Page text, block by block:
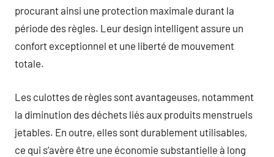
procurant ainsi une protection maximale durant la
période des règles. Leur design intelligent assure un
confort exceptionnel et une liberté de mouvement
totale.
Les culottes de règles sont avantageuses, notamment
la diminution des déchets liés aux produits menstruels
jetables. En outre, elles sont durablement utilisables,
ce qui s’avère être une économie substantielle à long